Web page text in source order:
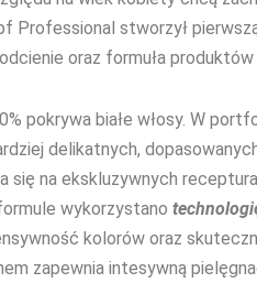
Professional stworzył
oraz formuła
pokrywa białe włosy. W
delikatnych,
się na ekskluzywnych
wykorzystano
kolorów oraz
zapewnia intesywną